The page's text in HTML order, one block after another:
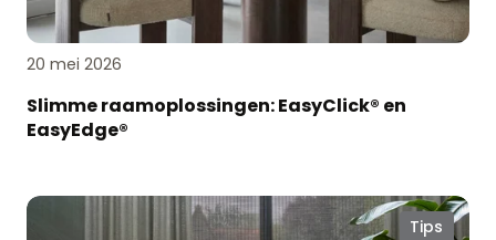
20 mei 2026
Slimme raamoplossingen: EasyClick® en
EasyEdge®
Tips
Geef